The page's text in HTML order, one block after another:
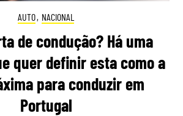
AUTO, NACIONAL
de condução? Há uma
quer definir esta como a
para conduzir em
Portugal